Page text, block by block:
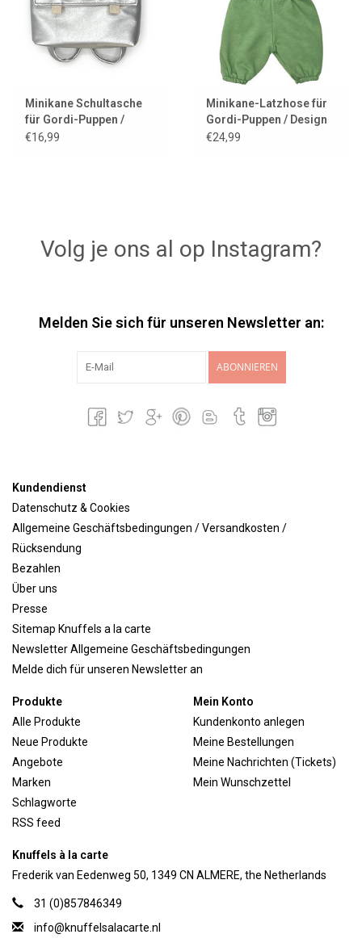
Minikane Schultasche
für Gordi-Puppen /
silber
€16,99
Minikane-Latzhose für
Gordi-Puppen / Design
Claudie und Molton-
€24,99
Volg je ons al op Instagram?
Melden Sie sich für unseren Newsletter an:
ABONNIEREN
Kundendienst
Datenschutz & Cookies
Allgemeine Geschäftsbedingungen / Versandkosten /
Rücksendung
Bezahlen
Über uns
Presse
Sitemap Knuffels a la carte
Newsletter Allgemeine Geschäftsbedingungen
Melde dich für unseren Newsletter an
Produkte
Alle Produkte
Neue Produkte
Angebote
Marken
Schlagworte
RSS feed
Mein Konto
Kundenkonto anlegen
Meine Bestellungen
Meine Nachrichten (Tickets)
Mein Wunschzettel
Knuffels à la carte
Frederik van Eedenweg 50, 1349 CN ALMERE, the Netherlands
31 (0)857846349
info@knuffelsalacarte.nl